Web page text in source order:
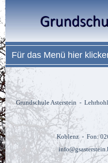
Grundschule Asterstein -
Koblenz - Fon: